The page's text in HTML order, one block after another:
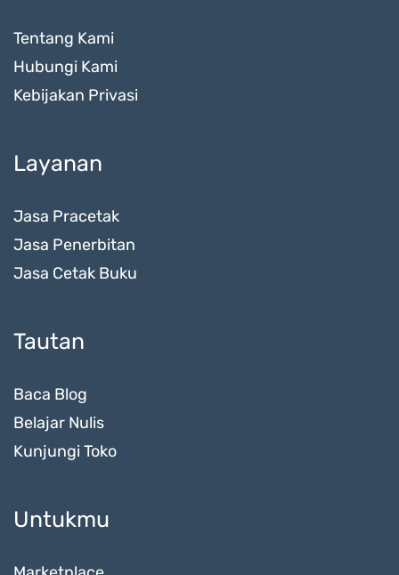
Tentang Kami
Hubungi Kami
Kebijakan Privasi
Layanan
Jasa Pracetak
Jasa Penerbitan
Jasa Cetak Buku
Tautan
Baca Blog
Belajar Nulis
Kunjungi Toko
Untukmu